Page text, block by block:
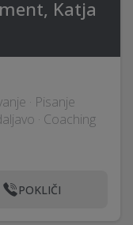
Katja
· Pisanje
· Coaching
POKLIČI